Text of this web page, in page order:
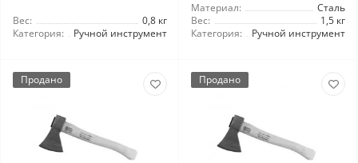
Вес:
0,8 кг
Категория:
Ручной инструмент
Материал:
Сталь
Вес:
1,5 кг
Категория:
Ручной инструмент
Продано Продано